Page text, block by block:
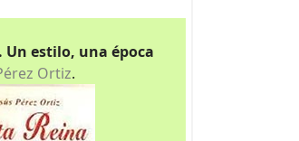
Un estilo, una época
Ortiz.